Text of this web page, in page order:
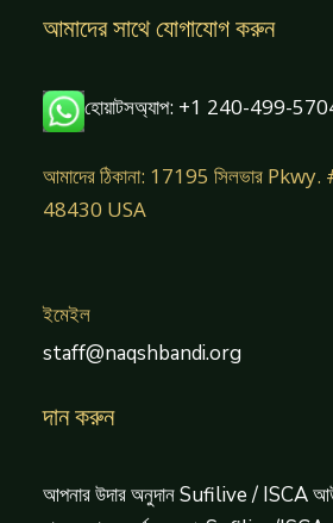
আমাদের সাথে যোগাযোগ করুন
হোয়াটসঅ্যাপ: +1 240-499-
আমাদের ঠিকানা: 17195 সিলভার
48430 USA
ইমেইল
staff@naqshbandi.org
দান করুন
আপনার উদার অনুদান Sufilive / ISCA